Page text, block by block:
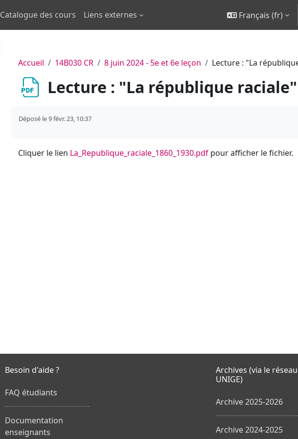
Catalogue des cours Liens externes Français ‎(fr)‎
Accueil 14B030 CR 8 juin 2024 - 5e et 6e leçon Lecture : "La
Lecture : "La république raciale"
Déposé le 9 févr. 23, 10:37
Cliquer le lien La_Republique_raciale_1860_1930.pdf pour afficher le fichier.
Besoin d'aide ?
FAQ étudiants
Documentation
enseignants
Archives (via le réseau
UNIGE)
Archive 2025-2026
Archive 2024-2025